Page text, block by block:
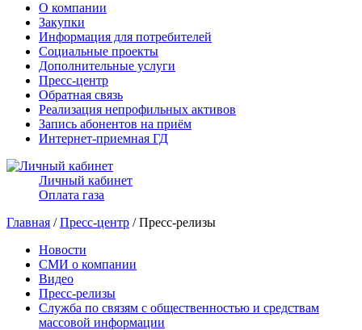
О компании
Закупки
Информация для потребителей
Социальные проекты
Дополнительные услуги
Пресс-центр
Обратная связь
Реализация непрофильных активов
Запись абонентов на приём
Интернет-приемная ГД
Личный кабинет
Оплата газа
Главная /Пресс-центр / Пресс-релизы
Новости
СМИ о компании
Видео
Пресс-релизы
Служба по связям с общественностью и средствам
массовой информации